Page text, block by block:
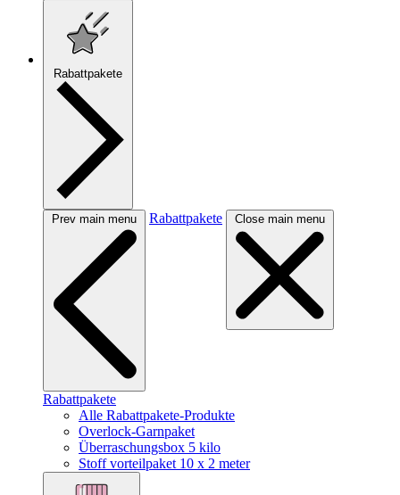
Rabattpakete
Prev main menu Rabattpakete Close main menu
Rabattpakete
Alle Rabattpakete-Produkte
Overlock-Garnpaket
Überraschungsbox 5 kilo
Stoff vorteilpaket 10 x 2 meter